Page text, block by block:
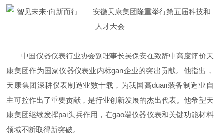
中国仪器仪表行业协会副理事长吴保安在致辞中高度评价天
康集团作为国家仪器仪表业内标gan企业的突出贡献。他指出，
天康集团深耕仪表制造业数十载，为我国高duan装备制造业自
主可控作出了重要贡献，是行业创新发展的杰出代表。他希望天
康集团继续发挥pai头兵作用，在gao端仪器仪表和关键功能材料
领域不断取得新突破。